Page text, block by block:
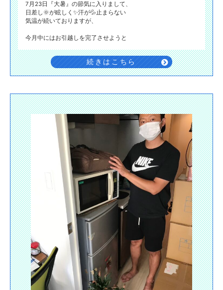
7月23日『大暑』の節気に入りまして、
日差し🌞が眩しく✨汗が💦止まらない
気温が続いておりますが、
今月中にはお引越しを完了させようと
続きはこちら